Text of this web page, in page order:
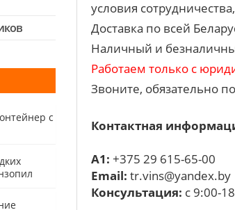
с
условия
Доставка по всей
Наличный и
Работаем только с
Звоните, обязательно
Контактная
A1: +375 29 615-65-00
Email: tr.vins@yandex.by
Консультация: с 9:00-